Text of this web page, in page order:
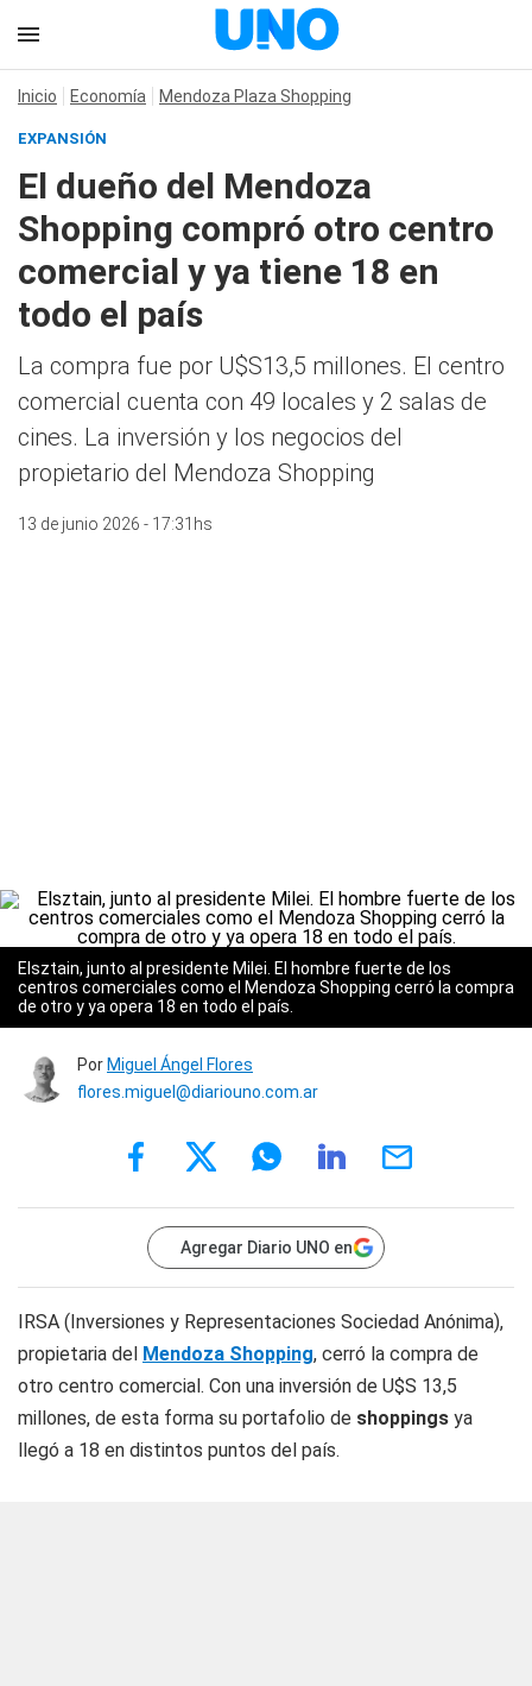
Inicio Economía Mendoza Plaza Shopping
EXPANSIÓN
El dueño del Mendoza
Shopping compró otro centro
comercial y ya tiene 18 en
todo el país
La compra fue por U$S13,5 millones. El centro
comercial cuenta con 49 locales y 2 salas de
cines. La inversión y los negocios del
propietario del Mendoza Shopping
13 de junio 2026 - 17:31hs
Elsztain, junto al presidente Milei. El hombre fuerte de los
centros comerciales como el Mendoza Shopping cerró la compra
de otro y ya opera 18 en todo el país.
Por Miguel Ángel Flores
flores.miguel@diariouno.com.ar
Agregar Diario UNO en
IRSA (Inversiones y Representaciones Sociedad Anónima),
propietaria del Mendoza Shopping, cerró la compra de
otro centro comercial. Con una inversión de U$S 13,5
millones, de esta forma su portafolio de shoppings ya
llegó a 18 en distintos puntos del país.